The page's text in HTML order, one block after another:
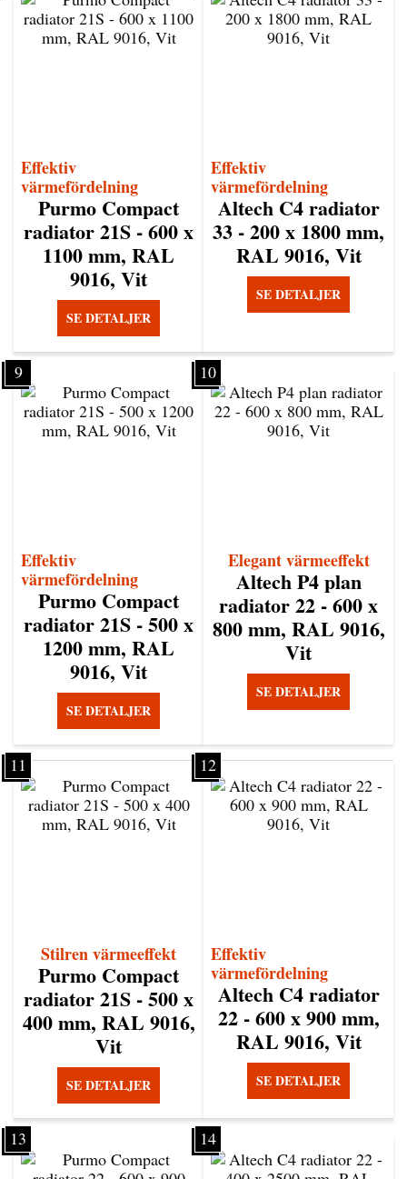
Effektiv
värmefördelning
Purmo Compact
radiator 21S - 600 x
1100 mm, RAL
9016, Vit
SE DETALJER
Effektiv
värmefördelning
Altech C4 radiator
33 - 200 x 1800 mm,
RAL 9016, Vit
SE DETALJER
9
Effektiv
värmefördelning
Purmo Compact
radiator 21S - 500 x
1200 mm, RAL
9016, Vit
SE DETALJER
10
Elegant värmeeffekt
Altech P4 plan
radiator 22 - 600 x
800 mm, RAL 9016,
Vit
SE DETALJER
11
Stilren värmeeffekt
Purmo Compact
radiator 21S - 500 x
400 mm, RAL 9016,
Vit
SE DETALJER
12
Effektiv
värmefördelning
Altech C4 radiator
22 - 600 x 900 mm,
RAL 9016, Vit
SE DETALJER
13 14